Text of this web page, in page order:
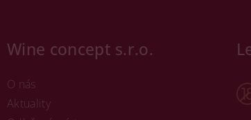
Wine concept s.r.o.
O nás
Aktuality